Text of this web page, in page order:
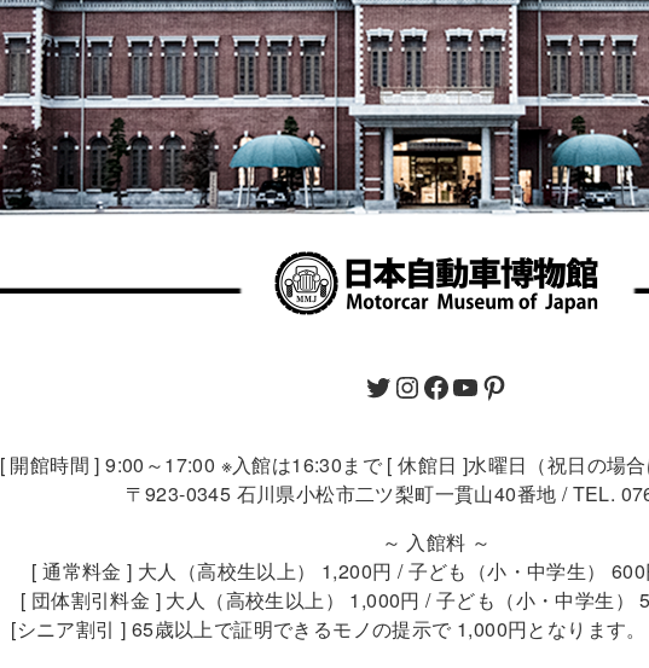
[ 開館時間 ] 9:00～17:00 ※入館は16:30まで [ 休館日 ]水曜日（祝日の場
〒923-0345 石川県小松市二ツ梨町一貫山40番地 / TEL.
～ 入館料 ～
[ 通常料金 ] 大人（高校生以上） 1,200円 / 子ども（小・中学生）
[ 団体割引料金 ] 大人（高校生以上） 1,000円 / 子ども（小・中学生）
[シニア割引 ] 65歳以上で証明できるモノの提示で 1,000円となります